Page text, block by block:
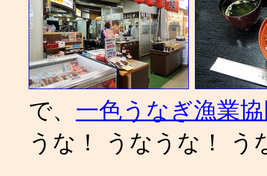
で、 一色うなぎ漁業
うな！ うなうな！ う